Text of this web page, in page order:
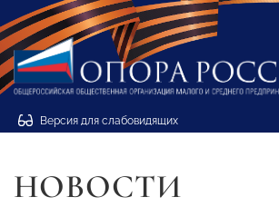
Версия для слабовидящих
НОВОСТИ